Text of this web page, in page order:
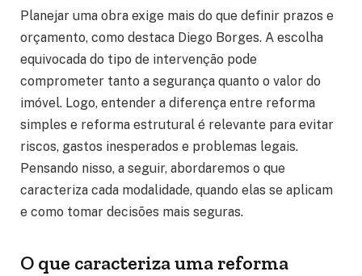
Planejar uma obra exige mais do que definir prazos e
orçamento, como destaca Diego Borges. A escolha
equivocada do tipo de intervenção pode
comprometer tanto a segurança quanto o valor do
imóvel. Logo, entender a diferença entre reforma
simples e reforma estrutural é relevante para evitar
riscos, gastos inesperados e problemas legais.
Pensando nisso, a seguir, abordaremos o que
caracteriza cada modalidade, quando elas se aplicam
e como tomar decisões mais seguras.
O que caracteriza uma reforma